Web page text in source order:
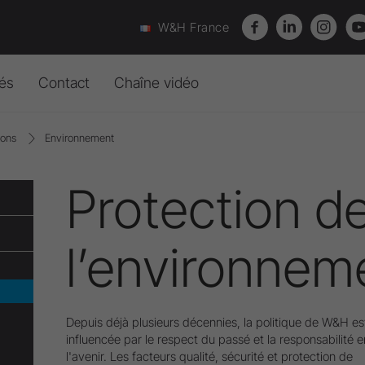
W&H France
Entretien, Stérilisation &
Pré-désinfection et hygiène
/
Centre de téléchargement
Réglementation déchets
Contact
Formulaire Contact
L’entreprise
Who is Who
Direction
Commercial
Comptabilité/Contentieux
Magasin
Référents Cliniques
Chaîne vidéo
Channel- la connaissance qui
vidéos informatives pratiques
Environnement
Protection
Depuis déjà plusieurs décennies, la politique de W&H
influencée par le respect du passé et la responsabilité
l'avenir. Les facteurs qualité, sécurité et protection de